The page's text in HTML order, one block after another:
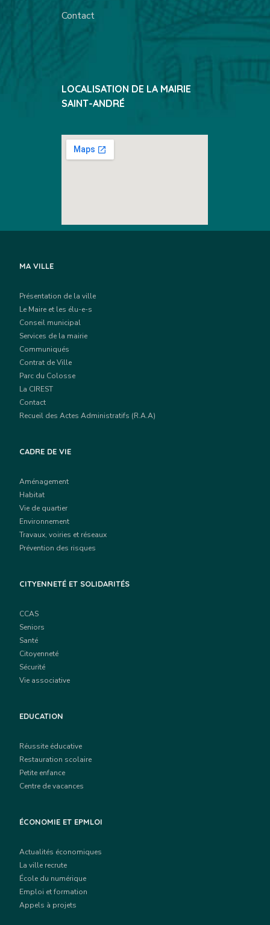
Contact
LOCALISATION DE LA MAIRIE
SAINT-ANDRÉ
MA VILLE
Présentation de la ville
Le Maire et les élu-e-s
Conseil municipal
Services de la mairie
Communiqués
Contrat de Ville
Parc du Colosse
La CIREST
Contact
Recueil des Actes Administratifs (R.A.A)
CADRE DE VIE
Aménagement
Habitat
Vie de quartier
Environnement
Travaux, voiries et réseaux
Prévention des risques
CITYENNETÉ ET SOLIDARITÉS
CCAS
Seniors
Santé
Citoyenneté
Sécurité
Vie associative
EDUCATION
Réussite éducative
Restauration scolaire
Petite enfance
Centre de vacances
ÉCONOMIE ET EPMLOI
Actualités économiques
La ville recrute
École du numérique
Emploi et formation
Appels à projets